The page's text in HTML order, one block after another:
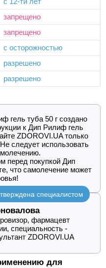
запрещено
запрещено
с осторожностью
разрешено
разрешено
гель туба 50 г создано
к Дип Рилиф гель
ZDOROVI.UA только
следует использовать
перед покупкой Дип
что самолечение может
специалистом
фармацевт
специальность -
ZDOROVI.UA
для